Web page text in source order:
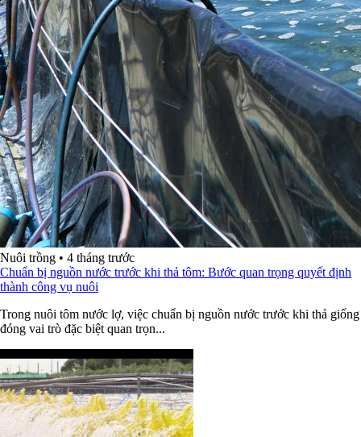
Nuôi trồng • 4 tháng trước
Chuẩn bị nguồn nước trước khi thả tôm: Bước quan trọng quyết định
thành công vụ nuôi
Trong nuôi tôm nước lợ, việc chuẩn bị nguồn nước trước khi thả giống
đóng vai trò đặc biệt quan trọn...